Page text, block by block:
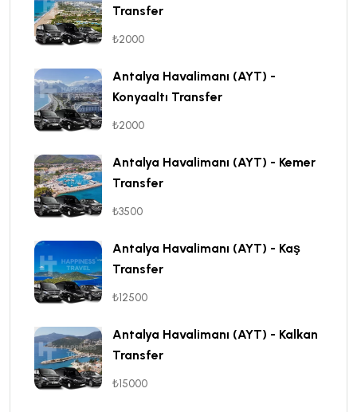
Transfer
₺2000
Antalya Havalimanı (AYT) -
Konyaaltı Transfer
₺2000
Antalya Havalimanı (AYT) - Kemer
Transfer
₺3500
Antalya Havalimanı (AYT) - Kaş
Transfer
₺12500
Antalya Havalimanı (AYT) - Kalkan
Transfer
₺15000